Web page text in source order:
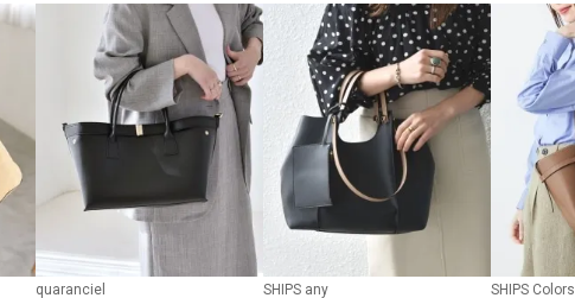
quaranciel SHIPS any SHIPS Colors